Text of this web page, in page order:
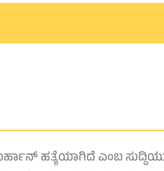
ಹತ್ಯೆಯಾಗಿದೆ ಎಂಬ ಸುದ್ದಿಯು